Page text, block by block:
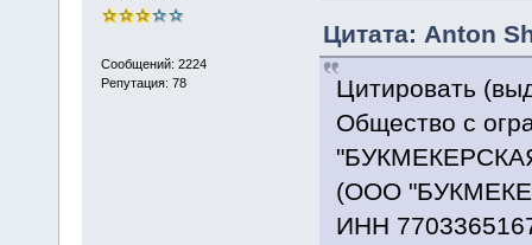
Сообщений: 2224
Репутация: 78
Цитата: Anton
Цитировать
Общество с
(ООО
ИНН